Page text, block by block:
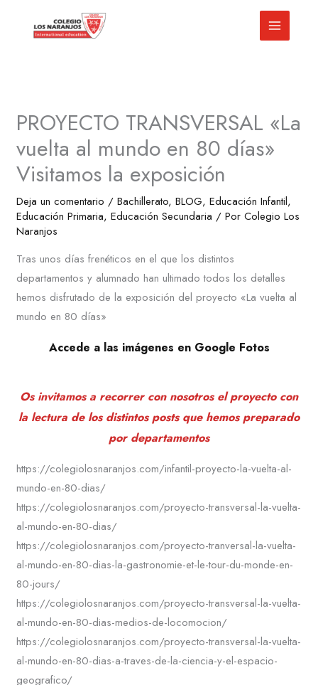
PROYECTO TRANSVERSAL «La
vuelta al mundo en 80 días»
Visitamos la exposición
Deja un comentario /Bachillerato,BLOG,Educación Infantil,
Educación Primaria,Educación Secundaria / PorColegio Los
Naranjos
Tras unos días frenéticos en el que los distintos
departamentos y alumnado han ultimado todos los detalles
hemos disfrutado de la exposición del proyecto «La vuelta al
mundo en 80 días»
Accede a las imágenes en Google Fotos
Os invitamos a recorrer con nosotros el proyecto con
la lectura de los distintos posts que hemos preparado
por departamentos
https://colegiolosnaranjos.com/infantil-proyecto-la-vuelta-al-
mundo-en-80-dias/
https://colegiolosnaranjos.com/proyecto-transversal-la-vuelta-
al-mundo-en-80-dias/
https://colegiolosnaranjos.com/proyecto-tranversal-la-vuelta-
al-mundo-en-80-dias-la-gastronomie-et-le-tour-du-monde-en-
80-jours/
https://colegiolosnaranjos.com/proyecto-transversal-la-vuelta-
al-mundo-en-80-dias-medios-de-locomocion/
https://colegiolosnaranjos.com/proyecto-transversal-la-vuelta-
al-mundo-en-80-dias-a-traves-de-la-ciencia-y-el-espacio-
geografico/